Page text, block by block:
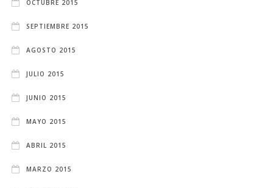
OCTUBRE 2015
SEPTIEMBRE 2015
AGOSTO 2015
JULIO 2015
JUNIO 2015
MAYO 2015
ABRIL 2015
MARZO 2015